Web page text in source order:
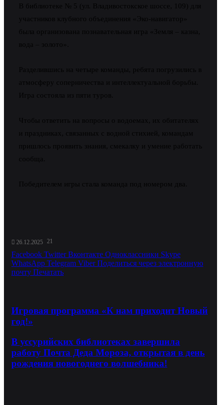
В библиотеке № 5 (ул. Владивостокское шоссе, 109) для
участников клубного объединения «Эко-навигатор»
была организована познавательная игра «Земля – казна,
вода – золото».
Разделившись на четыре команды, ребята погрузились в
атмосферу соперничества и интеллектуальной борьбы.
Игра состояла из пяти туров.
Чтобы ответить на вопросы о водоемах, их обитателях
и праздниках, связанных с водной стихией, командам
пришлось проявить знания, смекалку и умение работать
сообща.
Победителем игры стала команда под номером два.
26.12.2025 21
Facebook Twitter Вконтакте Одноклассники Skype
WhatsApp Telegram Viber Поделиться через электронную
почту Печатать
Игровая программа «К нам приходит Новый
год!»
В уссурийских библиотеках завершила
работу Почта Деда Мороза, открытая в день
рождения новогоднего волшебника!